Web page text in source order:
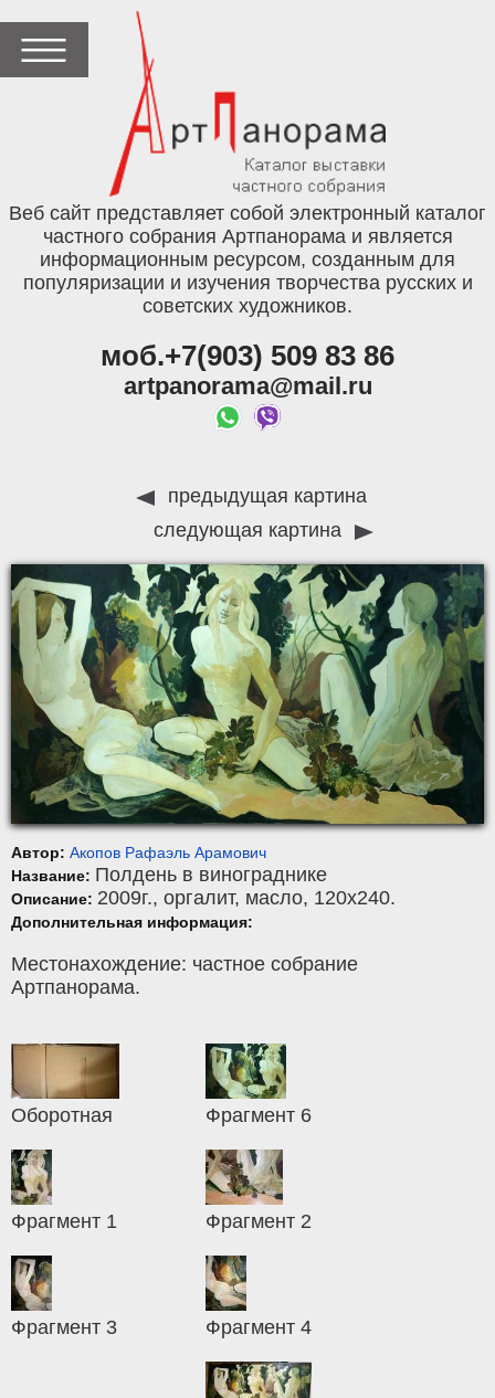
Веб сайт представляет собой электронный каталог
частного собрания Артпанорама и является
информационным ресурсом, созданным для
популяризации и изучения творчества русских и
советских художников.
моб.+7(903) 509 83 86
artpanorama@mail.ru
предыдущая картина
следующая картина
Автор: Акопов Рафаэль Арамович
Название: Полдень в винограднике
Описание: 2009г., оргалит, масло, 120x240.
Дополнительная информация:
Местонахождение: частное собрание
Артпанорама.
Оборотная Фрагмент 6
Фрагмент 1 Фрагмент 2
Фрагмент 3 Фрагмент 4